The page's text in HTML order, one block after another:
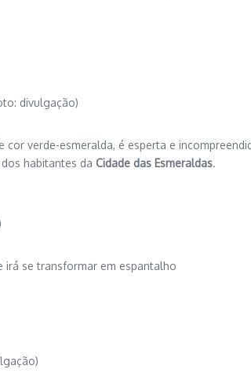
divulgação)
cor verde-esmeralda, é esperta e
habitantes da Cidade das Esmeraldas.
irá se transformar em espantalho